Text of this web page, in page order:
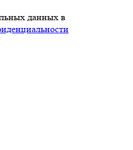
данных в